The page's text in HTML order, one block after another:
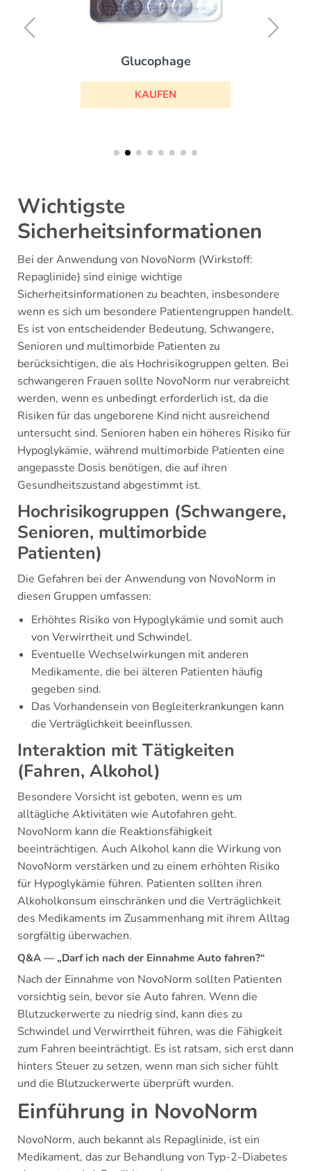
Glucophage
KAUFEN
Wichtigste
Sicherheitsinformationen
Bei der Anwendung von NovoNorm (Wirkstoff:
Repaglinide) sind einige wichtige
Sicherheitsinformationen zu beachten, insbesondere
wenn es sich um besondere Patientengruppen handelt.
Es ist von entscheidender Bedeutung, Schwangere,
Senioren und multimorbide Patienten zu
berücksichtigen, die als Hochrisikogruppen gelten. Bei
schwangeren Frauen sollte NovoNorm nur verabreicht
werden, wenn es unbedingt erforderlich ist, da die
Risiken für das ungeborene Kind nicht ausreichend
untersucht sind. Senioren haben ein höheres Risiko für
Hypoglykämie, während multimorbide Patienten eine
angepasste Dosis benötigen, die auf ihren
Gesundheitszustand abgestimmt ist.
Hochrisikogruppen (Schwangere,
Senioren, multimorbide
Patienten)
Die Gefahren bei der Anwendung von NovoNorm in
diesen Gruppen umfassen:
Erhöhtes Risiko von Hypoglykämie und somit auch
von Verwirrtheit und Schwindel.
Eventuelle Wechselwirkungen mit anderen
Medikamente, die bei älteren Patienten häufig
gegeben sind.
Das Vorhandensein von Begleiterkrankungen kann
die Verträglichkeit beeinflussen.
Interaktion mit Tätigkeiten
(Fahren, Alkohol)
Besondere Vorsicht ist geboten, wenn es um
alltägliche Aktivitäten wie Autofahren geht.
NovoNorm kann die Reaktionsfähigkeit
beeinträchtigen. Auch Alkohol kann die Wirkung von
NovoNorm verstärken und zu einem erhöhten Risiko
für Hypoglykämie führen. Patienten sollten ihren
Alkoholkonsum einschränken und die Verträglichkeit
des Medikaments im Zusammenhang mit ihrem Alltag
sorgfältig überwachen.
Q&A — „Darf ich nach der Einnahme Auto fahren?“
Nach der Einnahme von NovoNorm sollten Patienten
vorsichtig sein, bevor sie Auto fahren. Wenn die
Blutzuckerwerte zu niedrig sind, kann dies zu
Schwindel und Verwirrtheit führen, was die Fähigkeit
zum Fahren beeinträchtigt. Es ist ratsam, sich erst dann
hinters Steuer zu setzen, wenn man sich sicher fühlt
und die Blutzuckerwerte überprüft wurden.
Einführung in NovoNorm
NovoNorm, auch bekannt als Repaglinide, ist ein
Medikament, das zur Behandlung von Typ-2-Diabetes